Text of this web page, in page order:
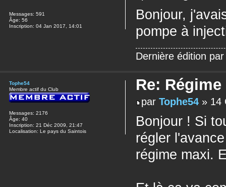
Bonjour,
pompe à
Dernière édition
Messages: 591
Âge: 56
Inscription: 04 Jan 2017, 14:01
Re:
parTophe54 » 14
Bonjour ! Si
régler
régime maxi.
Tophe54
Membre actif du Club
Messages: 2176
Âge: 40
Inscription: 21 Déc 2009, 21:47
Localisation: Le pays du Saintois